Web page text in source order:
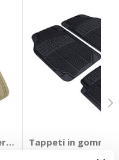
Kyoto - LAMPA
Tappeti in gomma-